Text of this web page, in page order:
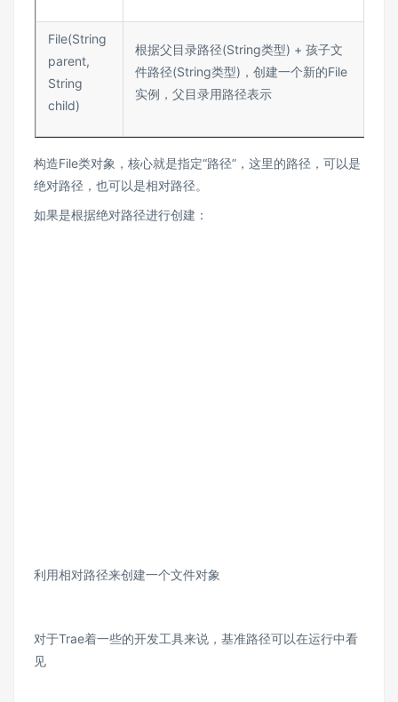
File(String
parent,
String
child)
根据父目录路径(String类型) + 孩子文
件路径(String类型)，创建一个新的File
实例，父目录用路径表示
构造File类对象，核心就是指定“路径”，这里的路径，可以是
绝对路径，也可以是相对路径。
如果是根据绝对路径进行创建：
利用相对路径来创建一个文件对象
对于Trae着一些的开发工具来说，基准路径可以在运行中看
见